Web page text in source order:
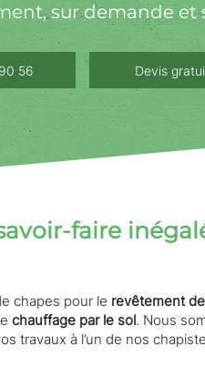
sur demande
56 Devis
faire
chapes pour le revêtement
chauffage par le sol. Nous
travaux à l’un de nos